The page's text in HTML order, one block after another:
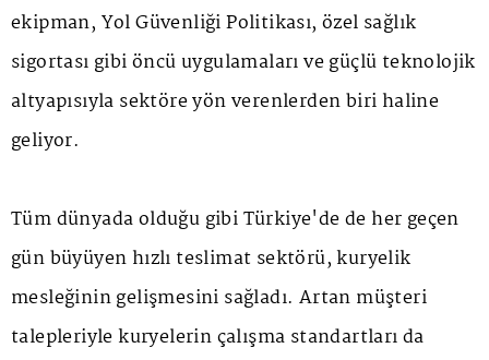
ekipman, Yol Güvenliği Politikası, özel sağlık
sigortası gibi öncü uygulamaları ve güçlü teknolojik
altyapısıyla sektöre yön verenlerden biri haline
geliyor.
Tüm dünyada olduğu gibi Türkiye'de de her geçen
gün büyüyen hızlı teslimat sektörü, kuryelik
mesleğinin gelişmesini sağladı. Artan müşteri
talepleriyle kuryelerin çalışma standartları da